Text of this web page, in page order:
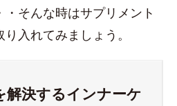
そんな時はサプリメント
入れてみましょう。
解決するインナーケ